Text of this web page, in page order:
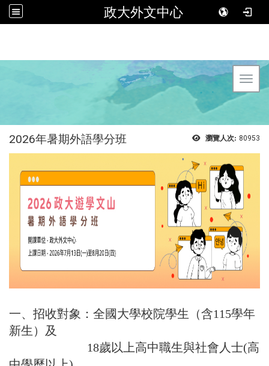
政大外文中心
瀏覽人次: 80953
2026年暑期外語學分班
一、招收對象：全國大學校院學生（含115學年
新生）及
18歲以上高中職生與社會人士(高